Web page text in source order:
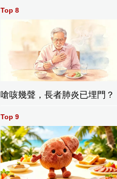
Top 8
嗆咳幾聲，長者肺炎已埋門？
Top 9